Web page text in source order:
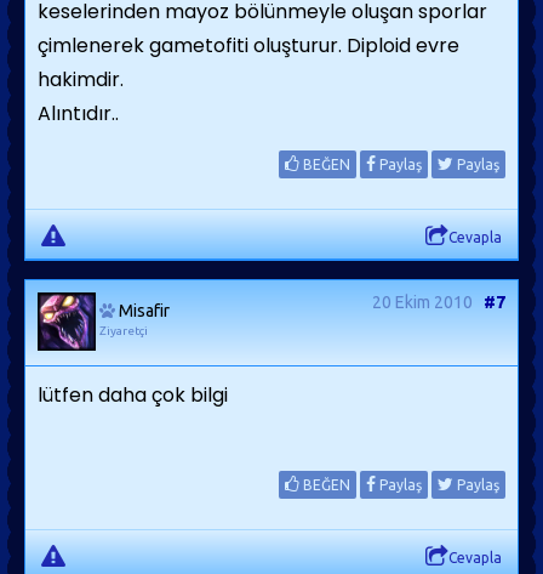
keselerinden mayoz bölünmeyle oluşan sporlar
çimlenerek gametofiti oluşturur. Diploid evre
hakimdir.
Alıntıdır..
BEĞEN Paylaş Paylaş
Cevapla
Misafir
Ziyaretçi
20 Ekim 2010 #7
lütfen daha çok bilgi
BEĞEN Paylaş Paylaş
Cevapla